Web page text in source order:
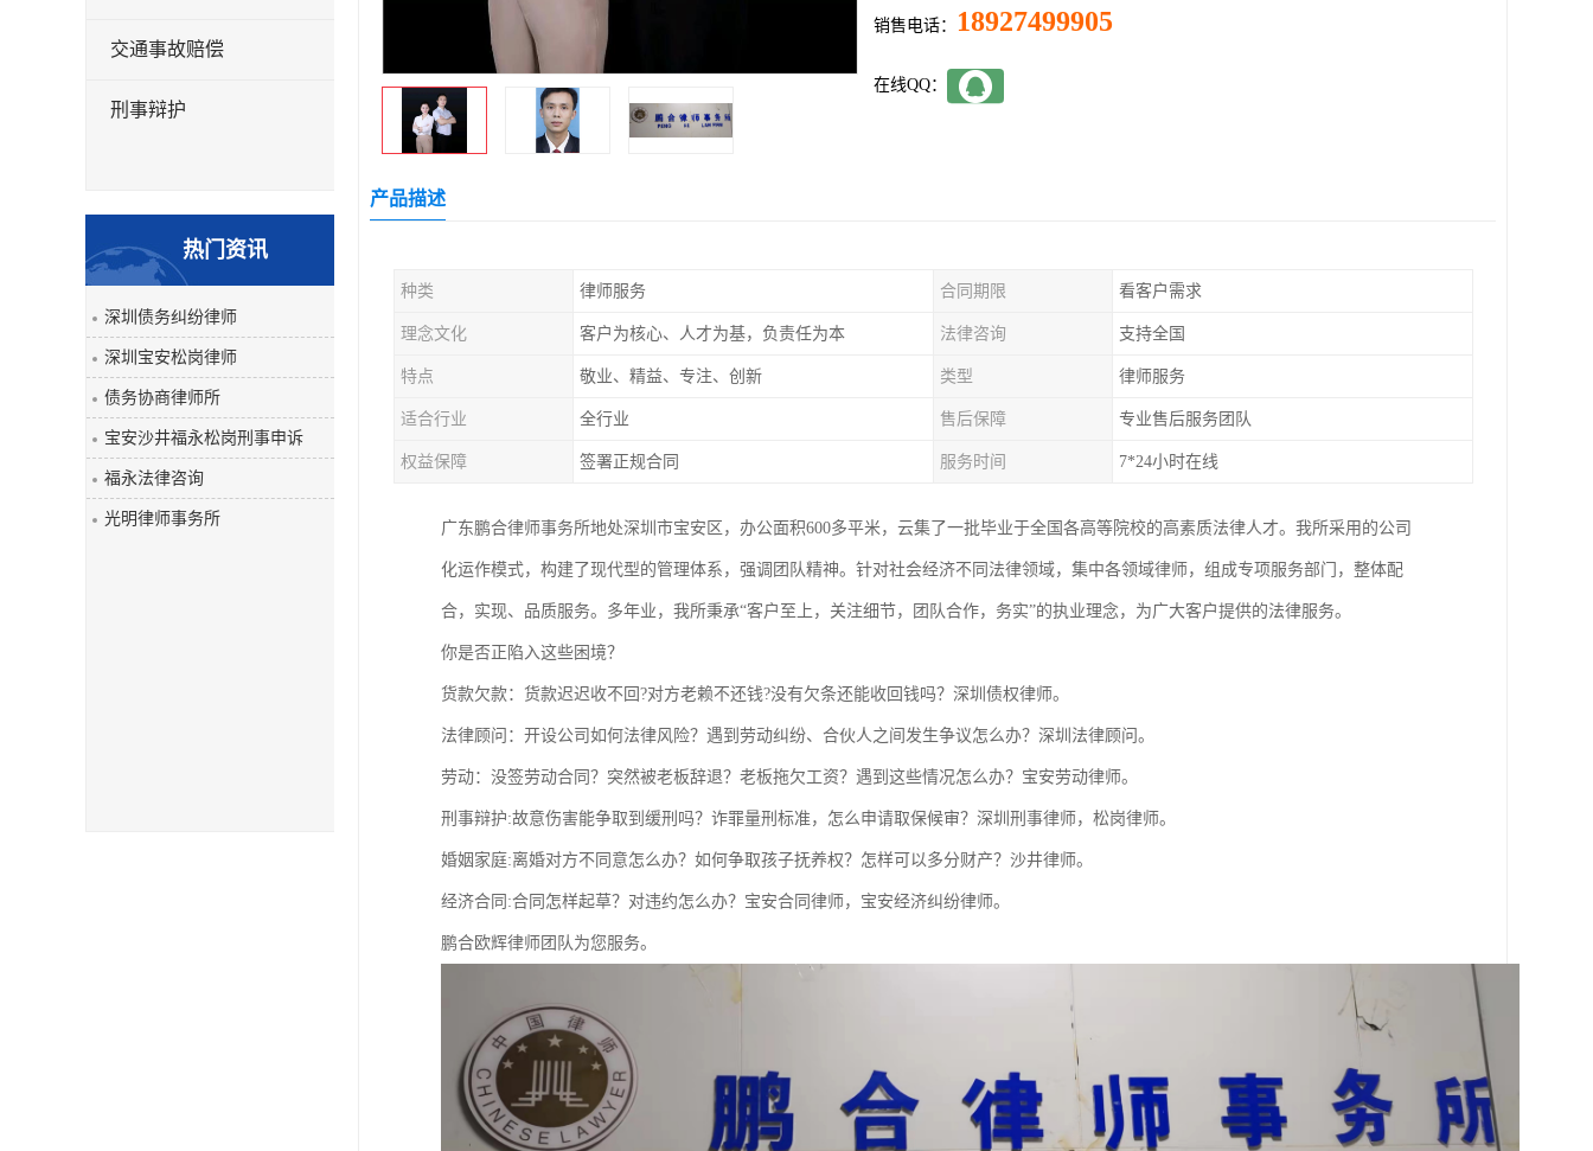
交通事故赔偿
刑事辩护
热门资讯
深圳债务纠纷律师
深圳宝安松岗律师
债务协商律师所
宝安沙井福永松岗刑事申诉
福永法律咨询
光明律师事务所
销售电话： 18927499905
在线QQ：
产品描述
种类 律师服务 合同期限 看客户需求
理念文化 客户为核心、人才为基，负责任为本 法律咨询 支持全国
特点 敬业、精益、专注、创新 类型 律师服务
适合行业 全行业 售后保障 专业售后服务团队
权益保障 签署正规合同 服务时间 7*24小时在线
广东鹏合律师事务所地处深圳市宝安区，办公面积600多平米，云集了一批毕业于全国各高等院校的高素质法律人才。我所采用的公司
化运作模式，构建了现代型的管理体系，强调团队精神。针对社会经济不同法律领域，集中各领域律师，组成专项服务部门，整体配
合，实现、品质服务。多年业，我所秉承“客户至上，关注细节，团队合作，务实”的执业理念，为广大客户提供的法律服务。
你是否正陷入这些困境？
货款欠款：货款迟迟收不回?对方老赖不还钱?没有欠条还能收回钱吗？深圳债权律师。
法律顾问：开设公司如何法律风险？遇到劳动纠纷、合伙人之间发生争议怎么办？深圳法律顾问。
劳动：没签劳动合同？突然被老板辞退？老板拖欠工资？遇到这些情况怎么办？宝安劳动律师。
刑事辩护:故意伤害能争取到缓刑吗？诈罪量刑标准，怎么申请取保候审？深圳刑事律师，松岗律师。
婚姻家庭:离婚对方不同意怎么办？如何争取孩子抚养权？怎样可以多分财产？沙井律师。
经济合同:合同怎样起草？对违约怎么办？宝安合同律师，宝安经济纠纷律师。
鹏合欧辉律师团队为您服务。